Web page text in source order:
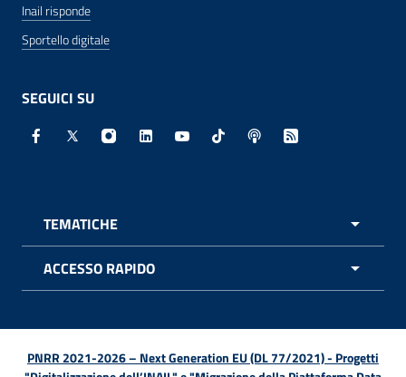
Inail risponde
Sportello digitale
SEGUICI SU
Facebook - Sito esterno - Apertura in nuova finestra
X - Sito esterno - Apertura in nuova finestra
Instagram - Sito esterno - Apertura in
Linkedin - Sito esterno - Apertura in
Youtube - Sito esterno -
TikTok - Sito esterno -
Spreaker - Sito
Feed RSS -
TEMATICHE
ACCESSO RAPIDO
PNRR 2021-2026 – Next Generation EU (DL 77/2021) - Progetti